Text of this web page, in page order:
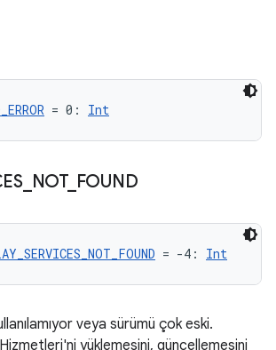
= 0: Int
_ NOT_ FOUND
= -4: Int
veya sürümü çok eski.
Hizmetleri'ni yüklemesini, güncellemesini